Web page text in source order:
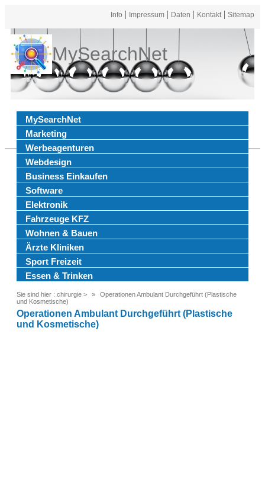
Info Impressum Daten Kontakt Sitemap
MySearchNet
MySearchNet
Marketing
Werbeagenturen
Webdesign
Business Einkaufen
Software
Elektronik
Fahrzeuge KFZ
Wohnen & Bauen
Ärzte Kliniken
Sport Freizeit
Essen & Trinken
Sie sind hier : chirurgie >
Operationen Ambulant Durchgeführt (Plastische
und Kosmetische)
Operationen Ambulant Durchgeführt (Plastische
und Kosmetische)